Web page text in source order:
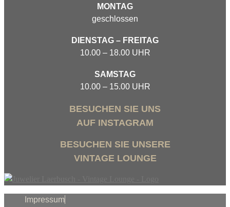
MONTAG
geschlossen
DIENSTAG – FREITAG
10.00 – 18.00 UHR
SAMSTAG
10.00 – 15.00 UHR
BESUCHEN SIE UNS
AUF INSTAGRAM
BESUCHEN SIE UNSERE
VINTAGE LOUNGE
Impressum